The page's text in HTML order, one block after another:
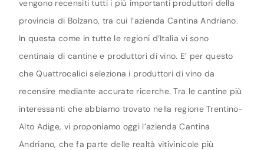
vengono recensiti tutti i più importanti produttori della
provincia di Bolzano, tra cui l’azienda Cantina Andriano.
In questa come in tutte le regioni d’Italia vi sono
centinaia di cantine e produttori di vino. E’ per questo
che Quattrocalici seleziona i produttori di vino da
recensire mediante accurate ricerche. Tra le cantine più
interessanti che abbiamo trovato nella regione Trentino-
Alto Adige, vi proponiamo oggi l’azienda Cantina
Andriano, che fa parte delle realtà vitivinicole più